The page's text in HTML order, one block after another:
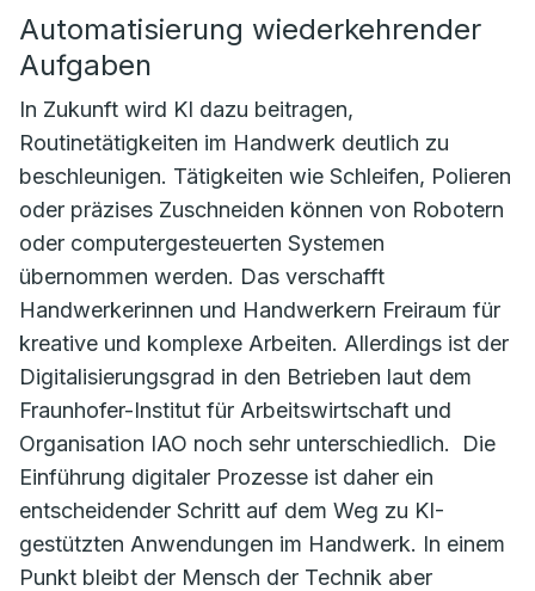
Automatisierung wiederkehrender
Aufgaben
In Zukunft wird KI dazu beitragen,
Routinetätigkeiten im Handwerk deutlich zu
beschleunigen. Tätigkeiten wie Schleifen, Polieren
oder präzises Zuschneiden können von Robotern
oder computergesteuerten Systemen
übernommen werden. Das verschafft
Handwerkerinnen und Handwerkern Freiraum für
kreative und komplexe Arbeiten. Allerdings ist der
Digitalisierungsgrad in den Betrieben laut dem
Fraunhofer-Institut für Arbeitswirtschaft und
Organisation IAO noch sehr unterschiedlich. Die
Einführung digitaler Prozesse ist daher ein
entscheidender Schritt auf dem Weg zu KI-
gestützten Anwendungen im Handwerk. In einem
Punkt bleibt der Mensch der Technik aber